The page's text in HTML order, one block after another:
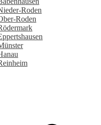
Roden
Roden